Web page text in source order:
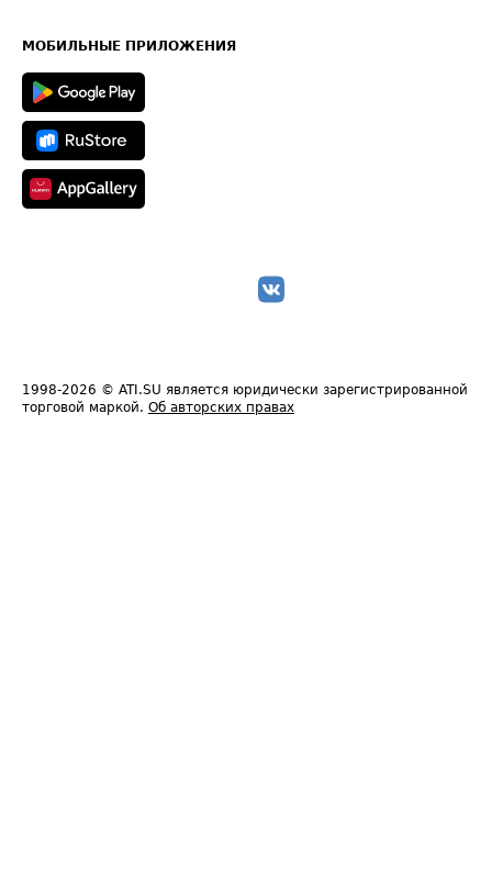
Техническая информация
МОБИЛЬНЫЕ ПРИЛОЖЕНИЯ
1998-2026 © ATI.SU является юридически зарегистрированной
торговой маркой. Об авторских правах